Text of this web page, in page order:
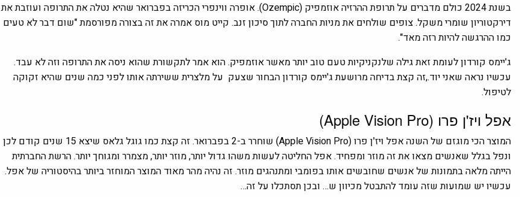
בשנת 2024 כולם מדברים על תרופת ההרזיה אוזמפיק (Ozempic). אופרה ווינפרי הכריזה בפברואר שהיא נטלה את התרופה ועוזבת את
דירקטוריון שומרי משקל. צופים שולחים את מניות החברה לתוך סיכון זנב. קייט מוס אמרה את זה בצורה מפורסמת "שום דבר לא טעים
כמו ההרגשה להיות רזה מאד".
ג'יימס קורדון לעומת זאת גילה שלנקניקיות טעם טוב יותר מאשר אוזמפיק. הוא אמר לתקשורת שהוא ניסה את התרופה וזה לא עבד.
עכשיו נראה שאני יוד.,זה קצת בדיחה מרושעת ג'יימס קורדון הבחור שצעק על מלצרית ששירתה אותו לפני כמה שנים שהיא זקוקה
לטיפול.
אפל ויז'ן פרו (Apple Vision Pro)
המוצר הכי מוגזם של השנהאפל ויז'ן פרו (Apple Vision Pro)
שוחרר ב-2 בפברואר. זה קצת כמו גוגל גלאס שיצא 15 שנים קודם לכן
ונפל בגלל שאנשים מצאו את זה מוזר ומפחיד. אפל החליטה לעשות משהו גדול יותר, מוזר יותר, מצמרר ומגוחך יותר. הרשת החברתית
הייתה מלאה בתמונות של אנשים שחובשים אותו בפומבי ומתנהגים מוזר. זה נהיה מהר מאוד המוצר המוחזר ביותר בהיסטוריה של אפל.
עכשיו יש שמועות שזה עומד להתבטל מכיוון ש… ובכן תסתכלו על זה…